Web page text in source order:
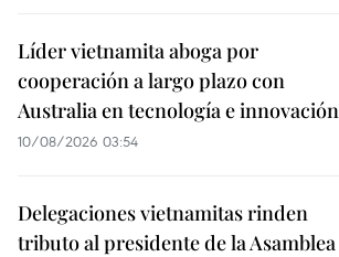
Líder vietnamita aboga por
cooperación a largo plazo con
Australia en tecnología e innovación
10/08/2026 03:54
Delegaciones vietnamitas rinden
tributo al presidente de la Asamblea